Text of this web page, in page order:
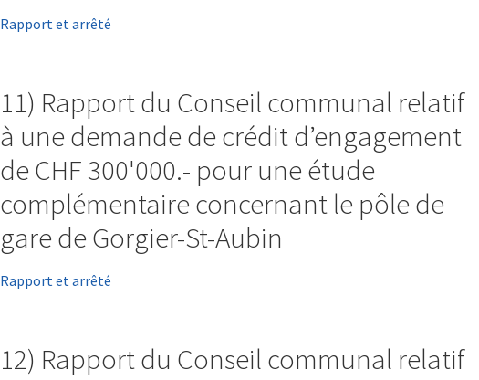
Rapport et arrêté
11) Rapport du Conseil communal relatif
à une demande de crédit d’engagement
de CHF 300'000.- pour une étude
complémentaire concernant le pôle de
gare de Gorgier-St-Aubin
Rapport et arrêté
12) Rapport du Conseil communal relatif